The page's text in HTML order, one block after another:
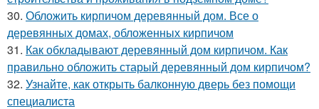
30. Обложить кирпичом деревянный дом. Все о
деревянных домах, обложенных кирпичом
31. Как обкладывают деревянный дом кирпичом. Как
правильно обложить старый деревянный дом кирпичом?
32. Узнайте, как открыть балконную дверь без помощи
специалиста